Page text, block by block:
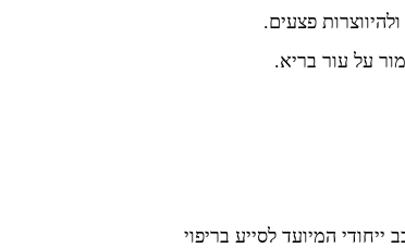
פצעים.
על עור בריא.
המיועד לסייע בריפוי